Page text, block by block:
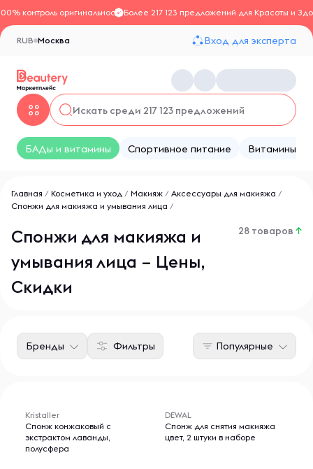
контроль оригинальностиБолее 217 123 предложений для Красоты и
Москва
RUB Вход для эксперта
БАДы и витамины Спортивное питание Витамины
Главная / Косметика и уход / Макияж / Аксессуары для макияжа /
Спонжи для макияжа и умывания лица /
Спонжи для макияжа и
умывания лица – Цены,
Скидки
28 товаров ↑
Фильтры
Бренды Популярные
Kristaller
Спонж конжаковый с
экстрактом лаванды,
полусфера
DEWAL
Спонж для снятия макияжа
цвет, 2 штуки в наборе